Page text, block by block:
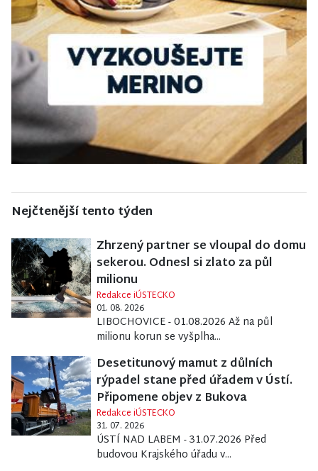
Nejčtenější tento týden
Zhrzený partner se vloupal do domu
sekerou. Odnesl si zlato za půl
milionu
Redakce iÚSTECKO
01. 08. 2026
LIBOCHOVICE - 01.08.2026 Až na půl
milionu korun se vyšplha...
Desetitunový mamut z důlních
rýpadel stane před úřadem v Ústí.
Připomene objev z Bukova
Redakce iÚSTECKO
31. 07. 2026
ÚSTÍ NAD LABEM - 31.07.2026 Před
budovou Krajského úřadu v...